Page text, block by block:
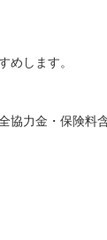
めします。
協力金・保険料含